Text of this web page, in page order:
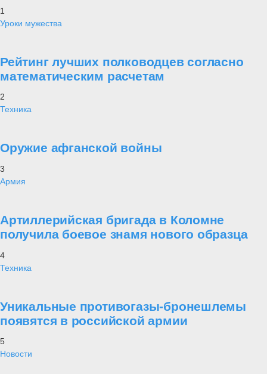
1
Уроки мужества
Рейтинг лучших полководцев согласно
математическим расчетам
2
Техника
Оружие афганской войны
3
Армия
Артиллерийская бригада в Коломне
получила боевое знамя нового образца
4
Техника
Уникальные противогазы-бронешлемы
появятся в российской армии
5
Новости